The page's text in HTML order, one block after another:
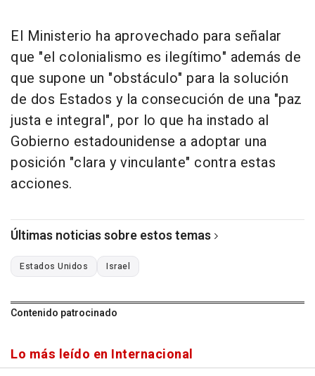
El Ministerio ha aprovechado para señalar
que "el colonialismo es ilegítimo" además de
que supone un "obstáculo" para la solución
de dos Estados y la consecución de una "paz
justa e integral", por lo que ha instado al
Gobierno estadounidense a adoptar una
posición "clara y vinculante" contra estas
acciones.
Últimas noticias sobre estos temas
Estados Unidos Israel
Contenido patrocinado
Lo más leído en Internacional